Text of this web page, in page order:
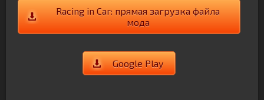
Racing in Car: прямая загрузка файла
мода
Google Play